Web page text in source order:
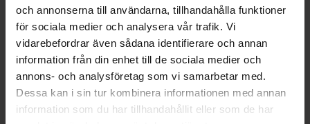
och annonserna till användarna, tillhandahålla funktioner
för sociala medier och analysera vår trafik. Vi
vidarebefordrar även sådana identifierare och annan
information från din enhet till de sociala medier och
annons- och analysföretag som vi samarbetar med.
Dessa kan i sin tur kombinera informationen med annan
information som du har tillhandahållit eller som de har